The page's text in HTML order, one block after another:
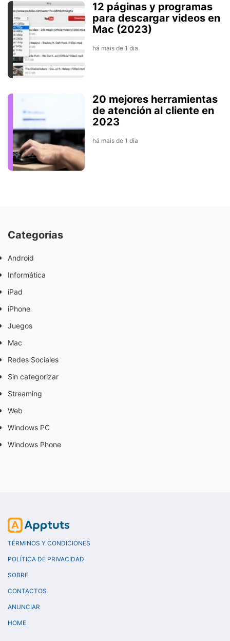
12 páginas y programas
para descargar videos en
Mac (2023)
há mais de 1 dia
20 mejores herramientas
de atención al cliente en
2023
há mais de 1 dia
Categorias
Android
Informática
iPad
iPhone
Juegos
Mac
Redes Sociales
Sin categorizar
Streaming
Web
Windows PC
Windows Phone
TÉRMINOS Y CONDICIONES
POLÍTICA DE PRIVACIDAD
SOBRE
CONTACTOS
ANUNCIAR
HOME